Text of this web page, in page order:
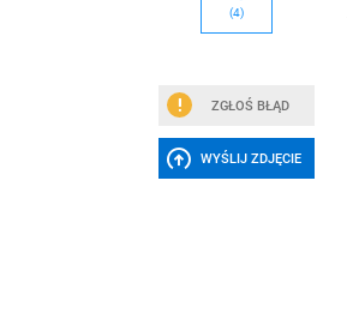
(4)
ZGŁOŚ BŁĄD
WYŚLIJ ZDJĘCIE